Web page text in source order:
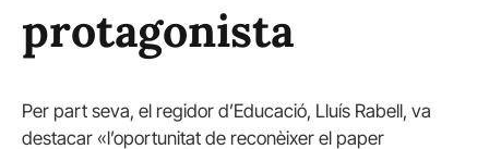
protagonista
Per part seva, el regidor d’Educació, Lluís Rabell, va
destacar «l’oportunitat de reconèixer el paper